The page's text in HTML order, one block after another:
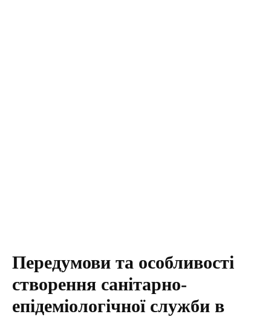
Передумови та особливості
створення санітарно-
епідеміологічної служби в